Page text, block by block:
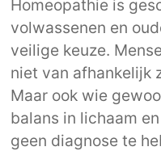
Homeopathie is
volwassenen en
veilige keuze.
niet van afhankelijk
Maar ook wie
balans in lichaam
geen diagnose te